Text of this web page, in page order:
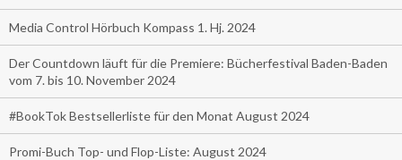
Media Control Hörbuch Kompass 1. Hj. 2024
Der Countdown läuft für die Premiere: Bücherfestival Baden-Baden
vom 7. bis 10. November 2024
#BookTok Bestsellerliste für den Monat August 2024
Promi-Buch Top- und Flop-Liste: August 2024